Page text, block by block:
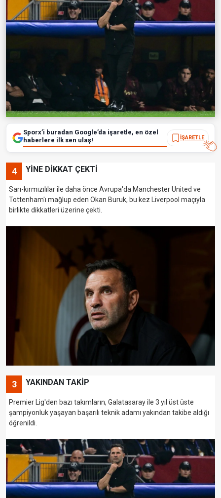
Sporx’i buradan Google’da işaretle, en özel
haberlere ilk sen ulaş!
İŞARETLE
4 YİNE DİKKAT ÇEKTİ
Sarı-kırmızılılar ile daha önce Avrupa'da Manchester United ve
Tottenham'ı mağlup eden Okan Buruk, bu kez Liverpool maçıyla
birlikte dikkatleri üzerine çekti.
3 YAKINDAN TAKİP
Premier Lig'den bazı takımların, Galatasaray ile 3 yıl üst üste
şampiyonluk yaşayan başarılı teknik adamı yakından takibe aldığı
öğrenildi.